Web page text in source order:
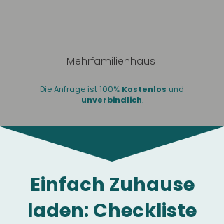
Mehrfamilienhaus
Die Anfrage ist 100% Kostenlos und
unverbindlich.
Einfach Zuhause
laden: Checkliste